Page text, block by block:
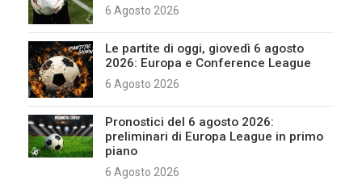
6 Agosto 2026
Le partite di oggi, giovedì 6 agosto
2026: Europa e Conference League
6 Agosto 2026
Pronostici del 6 agosto 2026:
preliminari di Europa League in primo
piano
6 Agosto 2026